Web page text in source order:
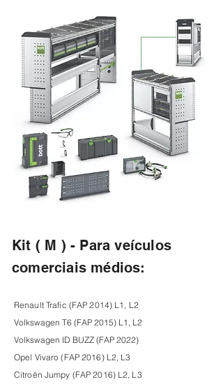
Kit ( M ) - Para veículos
comerciais médios:
Renault Trafic (FAP 2014) L1, L2
Volkswagen T6 (FAP 2015) L1, L2
Volkswagen ID BUZZ (FAP 2022)
Opel Vivaro (FAP 2016) L2, L3
Citroën Jumpy (FAP 2016) L2, L3